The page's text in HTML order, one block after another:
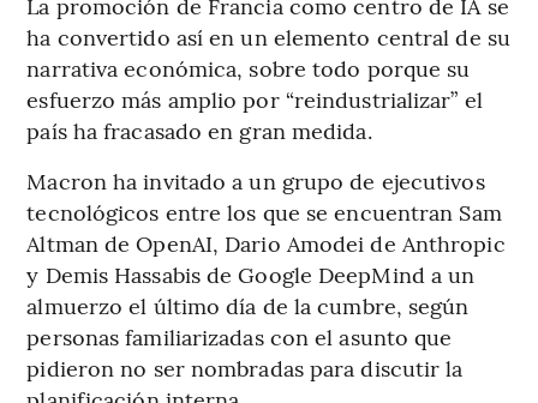
ha convertido así en un elemento central de su
narrativa económica, sobre todo porque su
esfuerzo más amplio por “reindustrializar” el
país ha fracasado en gran medida.
Macron ha invitado a un grupo de ejecutivos
tecnológicos entre los que se encuentran Sam
Altman de OpenAI, Dario Amodei de Anthropic
y Demis Hassabis de Google DeepMind a un
almuerzo el último día de la cumbre, según
personas familiarizadas con el asunto que
pidieron no ser nombradas para discutir la